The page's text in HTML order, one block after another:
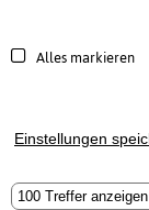
Alles markieren
Einstellungen